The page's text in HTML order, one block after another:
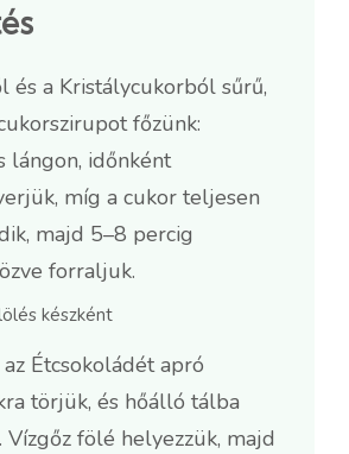
és a Kristálycukorból sűrű,
főzünk:
lángon, időnként
míg a cukor teljesen
majd 5–8 percig
forraljuk.
készként
Étcsokoládét apró
törjük, és hőálló tálba
Vízgőz fölé helyezzük, majd